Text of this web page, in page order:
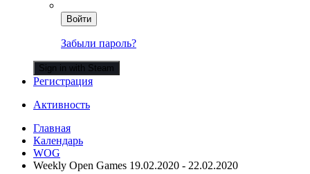
Войти
Забыли пароль?
Sign in with Steam
Регистрация
Активность
Главная
Календарь
WOG
Weekly Open Games 19.02.2020 - 22.02.2020